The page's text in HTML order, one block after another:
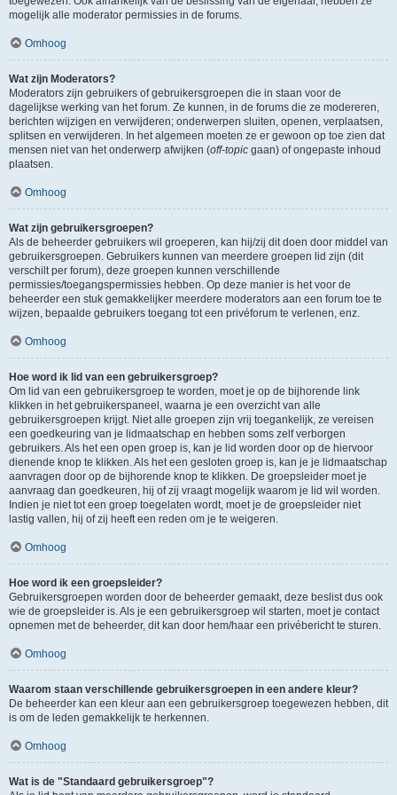
mogelijk alle moderator permissies in de forums.
Omhoog
Wat zijn Moderators?
Moderators zijn gebruikers of gebruikersgroepen die in staan voor de
dagelijkse werking van het forum. Ze kunnen, in de forums die ze modereren,
berichten wijzigen en verwijderen; onderwerpen sluiten, openen, verplaatsen,
splitsen en verwijderen. In het algemeen moeten ze er gewoon op toe zien dat
mensen niet van het onderwerp afwijken (off-topic gaan) of ongepaste inhoud
plaatsen.
Omhoog
Wat zijn gebruikersgroepen?
Als de beheerder gebruikers wil groeperen, kan hij/zij dit doen door middel van
gebruikersgroepen. Gebruikers kunnen van meerdere groepen lid zijn (dit
verschilt per forum), deze groepen kunnen verschillende
permissies/toegangspermissies hebben. Op deze manier is het voor de
beheerder een stuk gemakkelijker meerdere moderators aan een forum toe te
wijzen, bepaalde gebruikers toegang tot een privéforum te verlenen, enz.
Omhoog
Hoe word ik lid van een gebruikersgroep?
Om lid van een gebruikersgroep te worden, moet je op de bijhorende link
klikken in het gebruikerspaneel, waarna je een overzicht van alle
gebruikersgroepen krijgt. Niet alle groepen zijn vrij toegankelijk, ze vereisen
een goedkeuring van je lidmaatschap en hebben soms zelf verborgen
gebruikers. Als het een open groep is, kan je lid worden door op de hiervoor
dienende knop te klikken. Als het een gesloten groep is, kan je je lidmaatschap
aanvragen door op de bijhorende knop te klikken. De groepsleider moet je
aanvraag dan goedkeuren, hij of zij vraagt mogelijk waarom je lid wil worden.
Indien je niet tot een groep toegelaten wordt, moet je de groepsleider niet
lastig vallen, hij of zij heeft een reden om je te weigeren.
Omhoog
Hoe word ik een groepsleider?
Gebruikersgroepen worden door de beheerder gemaakt, deze beslist dus ook
wie de groepsleider is. Als je een gebruikersgroep wil starten, moet je contact
opnemen met de beheerder, dit kan door hem/haar een privébericht te sturen.
Omhoog
Waarom staan verschillende gebruikersgroepen in een andere kleur?
De beheerder kan een kleur aan een gebruikersgroep toegewezen hebben, dit
is om de leden gemakkelijk te herkennen.
Omhoog
Wat is de "Standaard gebruikersgroep"?